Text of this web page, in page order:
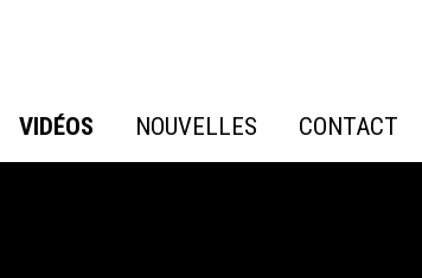
VIDÉOS NOUVELLES CONTACT